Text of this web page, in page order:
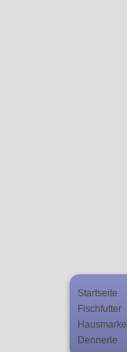
Startseite
Fischfutter
Hausmarke
Dennerle